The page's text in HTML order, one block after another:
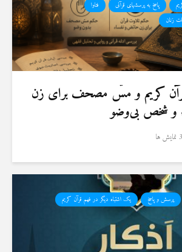
پاسخ به پرسشهای قرآنی
فتاوا
زنان
كريم و مسّ مصحف برای زن
و شخص بی‌وضو
3 نمایش ها
پرسش و پاسخ یک اشتباه دیگر در فهم قرآن کریم